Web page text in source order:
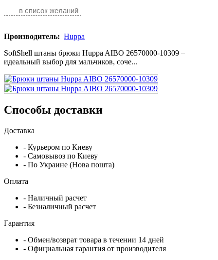
в список желаний
Производитель: Huppa
SoftShell штаны брюки Huppa AIBO 26570000-10309 –
идеальный выбор для мальчиков, соче...
Способы доставки
Доставка
- Курьером по Киеву
- Самовывоз по Киеву
- По Украине (Нова пошта)
Оплата
- Наличный расчет
- Безналичный расчет
Гарантия
- Обмен/возврат товара в течении 14 дней
- Официальная гарантия от производителя